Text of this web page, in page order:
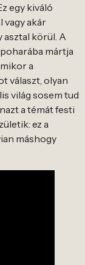
egy kiváló
vagy akár
asztal körül. A
mártja
a
választ, olyan
világ sosem tud
a témát festi
ez a
máshogy